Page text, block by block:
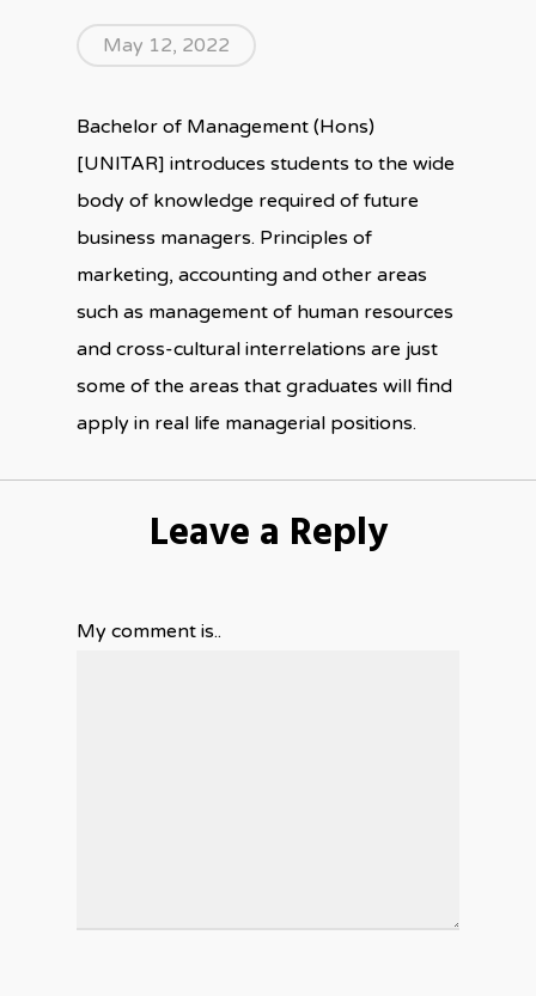
May 12, 2022
Bachelor of Management (Hons)
[UNITAR] introduces students to the wide
body of knowledge required of future
business managers. Principles of
marketing, accounting and other areas
such as management of human resources
and cross-cultural interrelations are just
some of the areas that graduates will find
apply in real life managerial positions.
Leave a Reply
My comment is..